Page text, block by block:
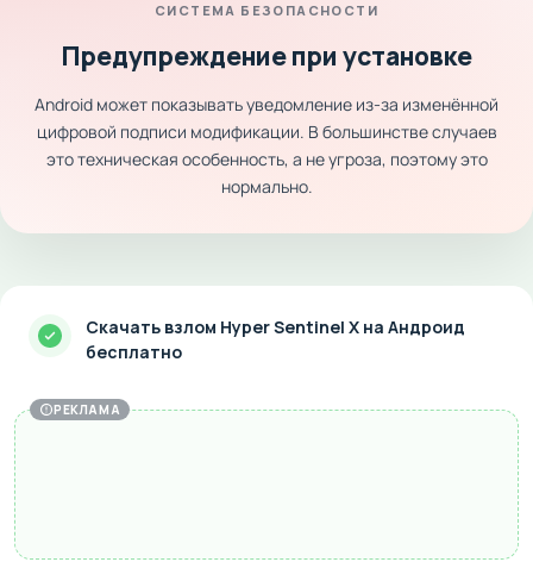
СИСТЕМА БЕЗОПАСНОСТИ
Предупреждение при установке
Android может показывать уведомление из-за изменённой
цифровой подписи модификации. В большинстве случаев
это техническая особенность, а не угроза, поэтому это
нормально.
Скачать взлом Hyper Sentinel X на Андроид
бесплатно
РЕКЛАМА